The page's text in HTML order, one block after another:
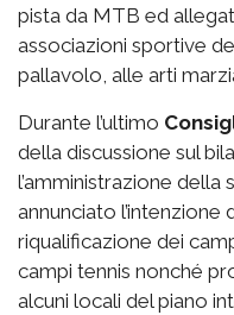
pista da MTB ed
associazioni sportive
pallavolo, alle arti
Durante l’ultimo
della discussione sul
l’amministrazione della
annunciato l’intenzione
riqualificazione dei
campi tennis nonché
alcuni locali del piano